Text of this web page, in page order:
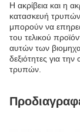
Η ακρίβεια και η
κατασκευή
μπορούν να
του τελικού
αυτών των
δεξιότητες για
τρυπών.